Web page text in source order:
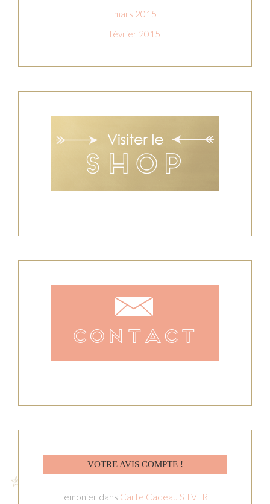
mars 2015
février 2015
VOTRE AVIS COMPTE !
lemonier dans Carte Cadeau SILVER